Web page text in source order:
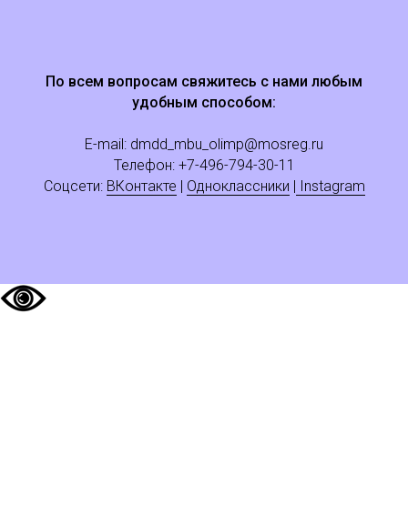
По всем вопросам свяжитесь с нами любым
удобным способом:
E-mail: dmdd_mbu_olimp@mosreg.ru
Телефон: +7-496-794-30-11
Соцсети: ВКонтакте | Одноклассники | Instagram